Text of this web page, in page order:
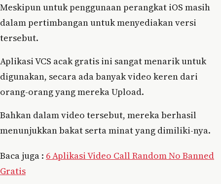
Meskipun untuk penggunaan perangkat iOS masih
dalam pertimbangan untuk menyediakan versi
tersebut.
Aplikasi VCS acak gratis ini sangat menarik untuk
digunakan, secara ada banyak video keren dari
orang-orang yang mereka Upload.
Bahkan dalam video tersebut, mereka berhasil
menunjukkan bakat serta minat yang dimiliki-nya.
Baca juga : 6 Aplikasi Video Call Random No Banned
Gratis